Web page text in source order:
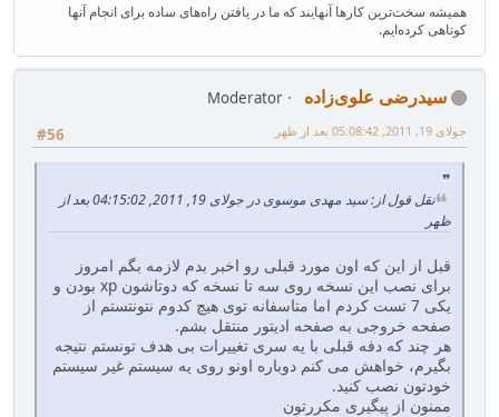
همیشه سخت‌ترین کارها آنهایند که ما در یافتن راه‌های ساده برای انجام آنها
کوتاهی کرده‌ایم.
سیدرضی علوی‌زاده
Moderator
#56
جولای 19, 2011, 05:08:42 بعد از ظهر
نقل قول از: سید مهدی موسوی در جولای 19, 2011, 04:15:02 بعد از
ظهر
قبل از این که اون مورد قبلی رو اخبر بدم لازمه بگم امروز
برای نصب این نسخه روی سه تا نسخه که دوتاشون xp بودن و
یکی 7 تست کردم اما متاسفانه توی هیچ کدوم نتونتستم از
صفحه خروجی به صفحه ادیتور منتقل بشم.
هر چند که دفه قبلی با یه سری تغییرات بی هدف تونستم نتیجه
بگیرم، خواهش می کنم دوباره اونو روی یه سیستم غیر سیستم
خودتون نصب کنید.
ممنون از پیگیری مکررتون